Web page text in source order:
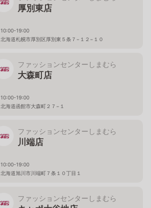
厚別東店
10:00-19:00
北海道札幌市厚別区厚別東５条７−１２−１０
ファッションセンターしまむら
大森町店
10:00-19:00
北海道函館市大森町２７−１
ファッションセンターしまむら
川端店
10:00-19:00
北海道旭川市川端町７条１０丁目１
ファッションセンターしまむら